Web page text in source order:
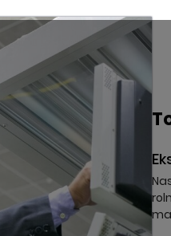
listę ulubionych
listy ulubionych
Zapisz
się
być zalogowany by
Zaloguj się